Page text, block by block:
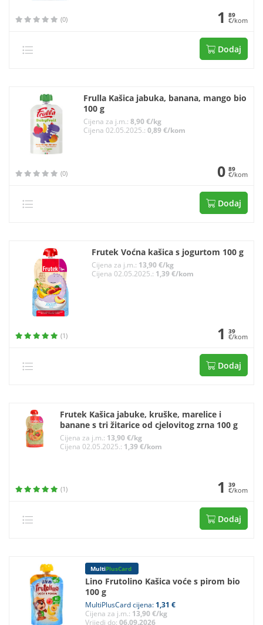
(0) 1 89
€/kom
Dodaj
Frulla Kašica jabuka, banana, mango bio
100 g
Cijena za j.m.: 8,90 €/kg
Cijena 02.05.2025.: 0,89 €/kom
(0) 0 89
€/kom
Dodaj
Frutek Voćna kašica s jogurtom 100 g
Cijena za j.m.: 13,90 €/kg
Cijena 02.05.2025.: 1,39 €/kom
(1) 1 39
€/kom
Dodaj
Frutek Kašica jabuke, kruške, marelice i
banane s tri žitarice od cjelovitog zrna 100 g
Cijena za j.m.: 13,90 €/kg
Cijena 02.05.2025.: 1,39 €/kom
(1) 1 39
€/kom
Dodaj
MultiPlusCard
Lino Frutolino Kašica voće s pirom bio
100 g
MultiPlusCard cijena: 1,31 €
Cijena za j.m.: 13,90 €/kg
Vrijedi do:06.09.2026